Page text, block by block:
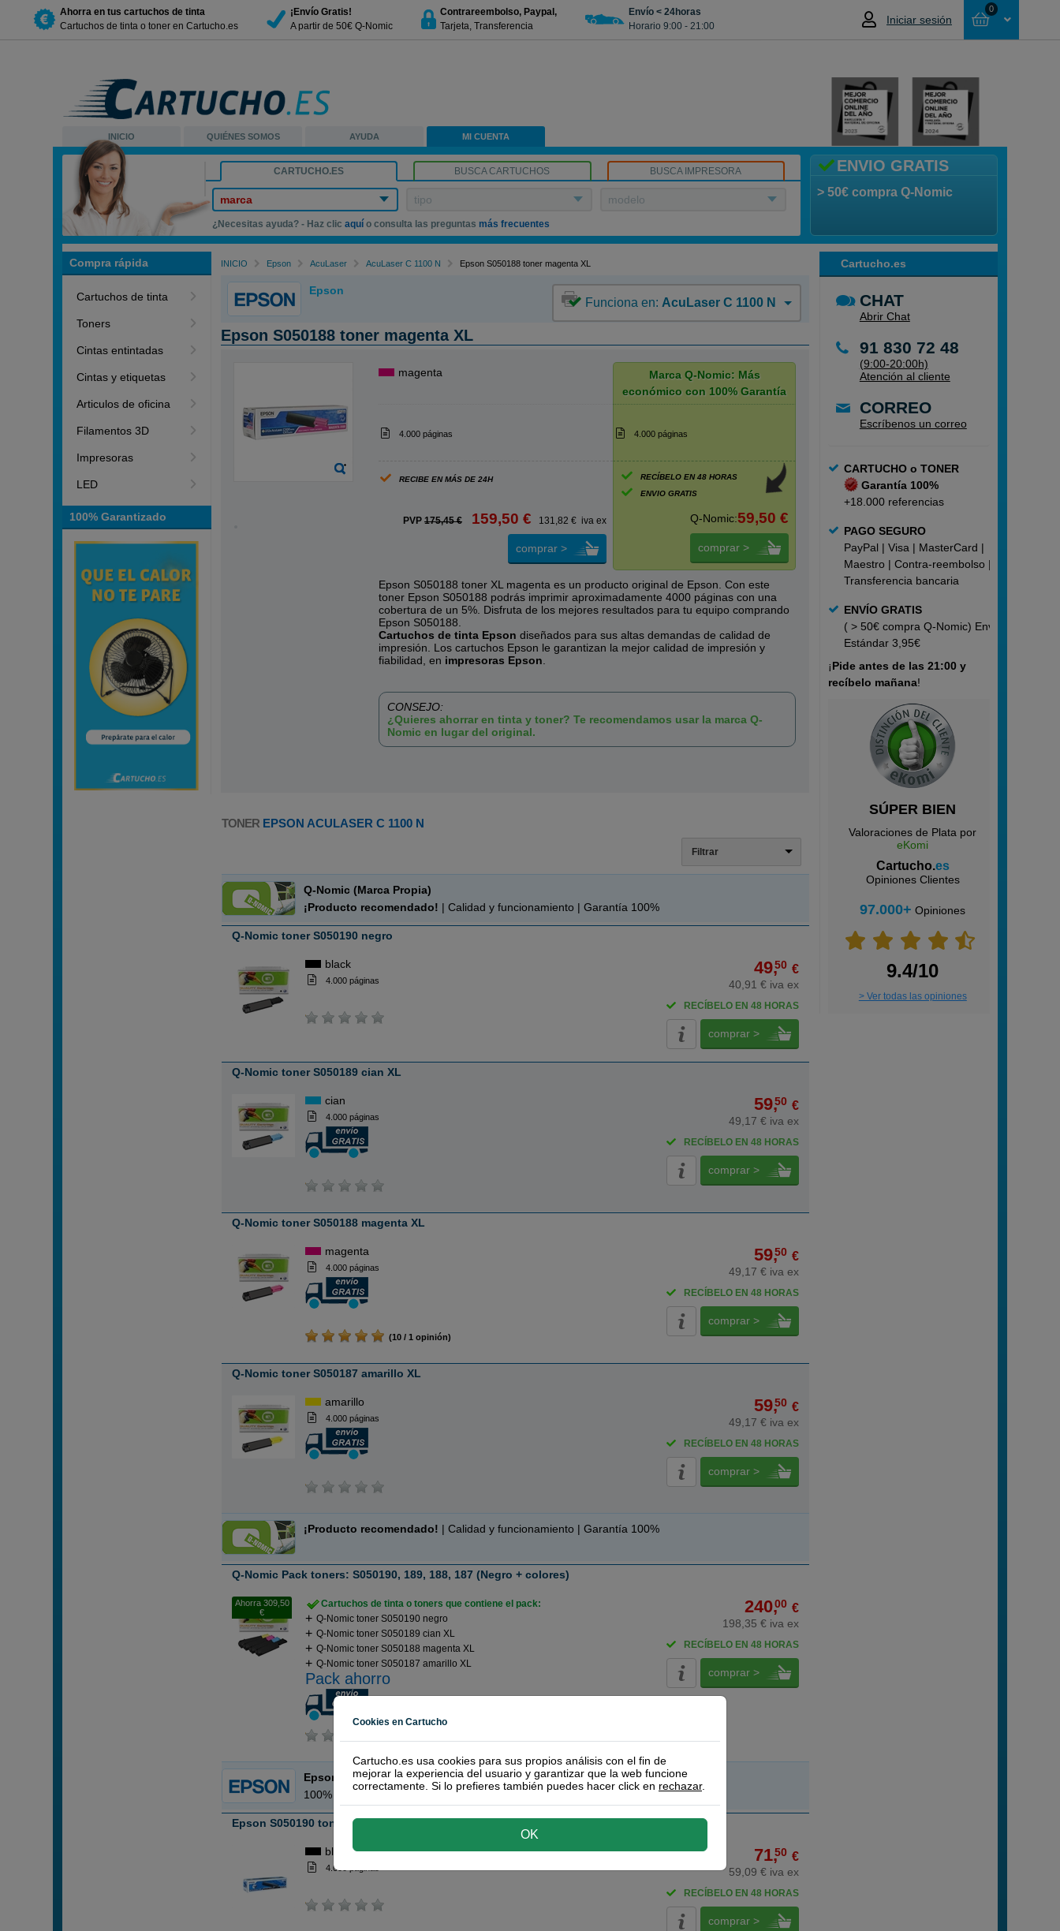
Ahorra en tus cartuchos de tinta
Cartuchos de tinta o toner en Cartucho.es
¡Envío Gratis!
A partir de 50€ Q-Nomic
Contrareembolso, Paypal,
Tarjeta, Transferencia
Envío < 24horas
Horario 9:00 - 21:00
Iniciar sesión
0
NO HAS SELECCIONADO NINGÚN
INICIO QUIÉNES SOMOS AYUDA MI CUENTA
ENVIO GRATIS
> 50€ compra Q-Nomic
CARTUCHO.ES BUSCA CARTUCHOS BUSCA IMPRESORA
marca tipo modelo
¿Necesitas ayuda? - Haz clicaquí o consulta las preguntas más frecuentes
Compra rápida
Cartuchos de tinta
Toners
Cintas entintadas
Cintas y etiquetas
Articulos de oficina
Filamentos 3D
Impresoras
LED
100% Garantizado
Cartucho.es
CHAT
Abrir Chat
91 830 72 48
(9:00-20:00h)
Atención al cliente
CORREO
Escríbenos un correo
CARTUCHO o TONER
Garantía 100%
+18.000 referencias
PAGO SEGURO
PayPal | Visa | MasterCard |
Maestro | Contra-reembolso |
Transferencia bancaria
ENVÍO GRATIS
( > 50€ compra Q-Nomic) Envío
Estándar 3,95€
¡Pide antes de las 21:00 y
recíbelo mañana!
SÚPER BIEN
Valoraciones de Plata por
eKomi
Cartucho.es
Opiniones Clientes
97.000+ Opiniones
9.4/10
> Ver todas las opiniones
INICIO Epson AcuLaser AcuLaser C 1100 N Epson S050188 toner magenta XL
Epson
Funciona en: AcuLaser C 1100 N
Epson S050188 toner magenta XL
magenta
Marca Q-Nomic: Más
económico con 100% Garantía
4.000 páginas 4.000 páginas
RECIBE EN MÁS DE 24H
PVP 175,45 € 159,50 € 131,82 € iva ex
comprar >
RECÍBELO EN 48 HORAS
ENVIO GRATIS
Q-Nomic:59,50 €
comprar >
Epson S050188 toner XL magenta es un producto original de Epson. Con este
toner Epson S050188 podrás imprimir aproximadamente 4000 páginas con una
cobertura de un 5%. Disfruta de los mejores resultados para tu equipo comprando
Epson S050188.
Cartuchos de tinta Epson diseñados para sus altas demandas de calidad de
impresión. Los cartuchos Epson le garantizan la mejor calidad de impresión y
fiabilidad, en impresoras Epson
CONSEJO:
¿Quieres ahorrar en tinta y toner? Te recomendamos usar la marca Q-
Nomic en lugar del original.
TONER EPSON ACULASER C 1100 N
Filtrar
Q-Nomic (Marca Propia)
¡Producto recomendado! | Calidad y funcionamiento | Garantía 100%
Q-Nomic toner S050190 negro
black
4.000 páginas
49,50 €
40,91 € iva ex
RECÍBELO EN 48 HORAS
comprar >
Q-Nomic toner S050189 cian XL
cian
4.000 páginas
59,50 €
49,17 € iva ex
RECÍBELO EN 48 HORAS
comprar >
Q-Nomic toner S050188 magenta XL
magenta
4.000 páginas
(10 / 1 opinión)
59,50 €
49,17 € iva ex
RECÍBELO EN 48 HORAS
comprar >
Q-Nomic toner S050187 amarillo XL
amarillo
4.000 páginas
59,50 €
49,17 € iva ex
RECÍBELO EN 48 HORAS
comprar >
¡Producto recomendado! | Calidad y funcionamiento | Garantía 100%
Q-Nomic Pack toners: S050190, 189, 188, 187 (Negro + colores)
Ahorra 309,50
€
Cartuchos de tinta o toners que contiene el pack:
Q-Nomic toner S050190 negro
Q-Nomic toner S050189 cian XL
Q-Nomic toner S050188 magenta XL
Q-Nomic toner S050187 amarillo XL
Pack ahorro
240,00 €
198,35 € iva ex
RECÍBELO EN 48 HORAS
comprar >
Epson
100% Original
Epson S050190 toner negro
black
4.000 páginas
71,50 €
59,09 € iva ex
RECÍBELO EN 48 HORAS
comprar >
Cookies en Cartucho
Cartucho.es usa cookies para sus propios análisis con el fin de
mejorar la experiencia del usuario y garantizar que la web funcione
correctamente. Si lo prefieres también puedes hacer click en rechazar.
OK